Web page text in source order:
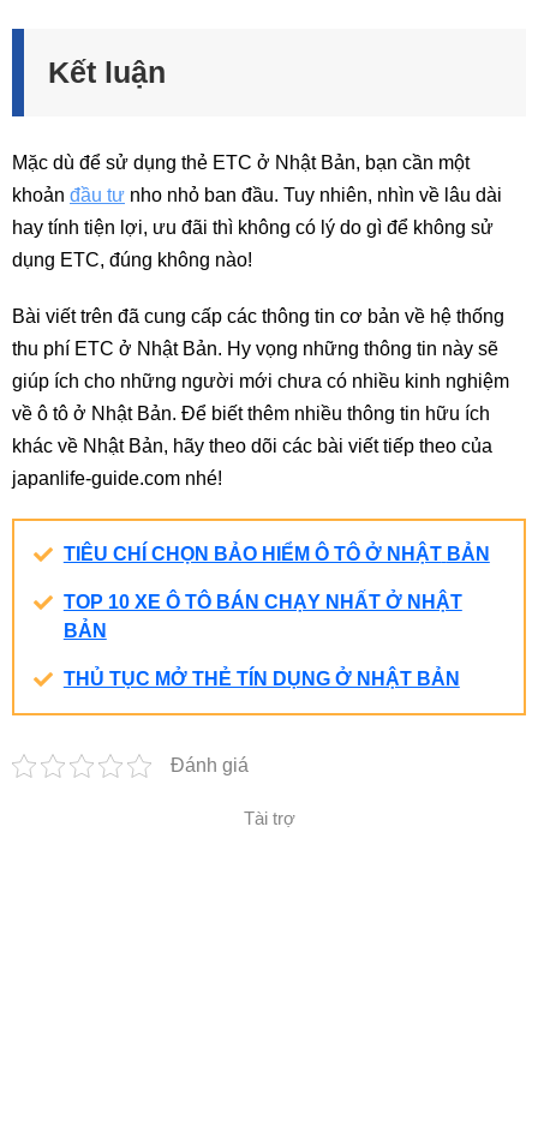
Kết luận
Mặc dù để sử dụng thẻ ETC ở Nhật Bản, bạn cần một
khoản đầu tư nho nhỏ ban đầu. Tuy nhiên, nhìn về lâu dài
hay tính tiện lợi, ưu đãi thì không có lý do gì để không sử
dụng ETC, đúng không nào!
Bài viết trên đã cung cấp các thông tin cơ bản về hệ thống
thu phí ETC ở Nhật Bản. Hy vọng những thông tin này sẽ
giúp ích cho những người mới chưa có nhiều kinh nghiệm
về ô tô ở Nhật Bản. Để biết thêm nhiều thông tin hữu ích
khác về Nhật Bản, hãy theo dõi các bài viết tiếp theo của
japanlife-guide.com nhé!
TIÊU CHÍ CHỌN BẢO HIỂM Ô TÔ Ở NHẬT BẢN
TOP 10 XE Ô TÔ BÁN CHẠY NHẤT Ở NHẬT
BẢN
THỦ TỤC MỞ THẺ TÍN DỤNG Ở NHẬT BẢN
Đánh giá
Tài trợ